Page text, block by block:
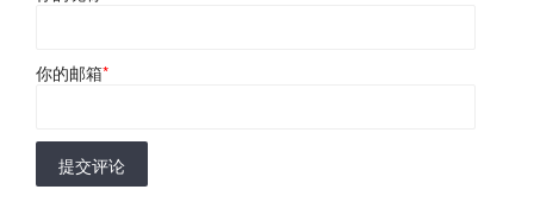
你的邮箱*
提交评论